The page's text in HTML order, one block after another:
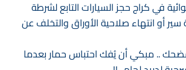
في كراج حجز السيارات التابع لشرطة
أو انتهاء صلاحية الأوراق والتخلف عن
مضحك .. مبكي أن يُفك احتباس حمار بعدما